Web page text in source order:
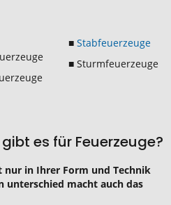
■ Stabfeuerzeuge
■ Sturmfeuerzeuge
es für Feuerzeuge?
nur in Ihrer Form und Technik
unterschied macht auch das